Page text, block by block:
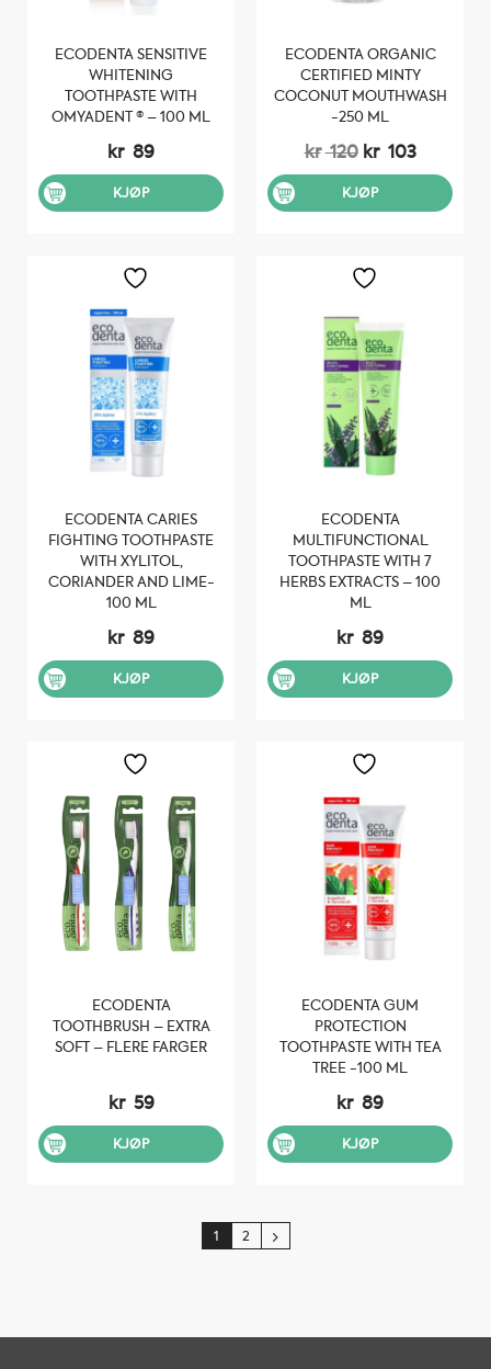
ECODENTA SENSITIVE
WHITENING
TOOTHPASTE WITH
OMYADENT ® – 100 ML
kr 89
KJØP
ECODENTA ORGANIC
CERTIFIED MINTY
COCONUT MOUTHWASH
-250 ML
kr120 Opprinnelig
pris
var:
kr 120.
kr 103
pris
kr 103.
KJØP
ECODENTA CARIES
FIGHTING TOOTHPASTE
WITH XYLITOL,
CORIANDER AND LIME-
100 ML
kr 89
KJØP
ECODENTA
MULTIFUNCTIONAL
TOOTHPASTE WITH 7
HERBS EXTRACTS – 100
ML
kr 89
KJØP
ECODENTA
TOOTHBRUSH – EXTRA
SOFT – FLERE FARGER
kr 59
KJØP
velges
ECODENTA GUM
PROTECTION
TOOTHPASTE WITH TEA
TREE -100 ML
kr 89
KJØP
1 2